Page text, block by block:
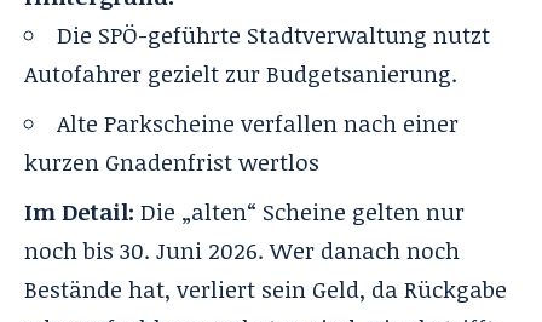
Die SPÖ-geführte Stadtverwaltung nutzt
Autofahrer gezielt zur Budgetsanierung.
Alte Parkscheine verfallen nach einer
kurzen Gnadenfrist wertlos
Im Detail: Die „alten“ Scheine gelten nur
noch bis 30. Juni 2026. Wer danach noch
Bestände hat, verliert sein Geld, da Rückgabe